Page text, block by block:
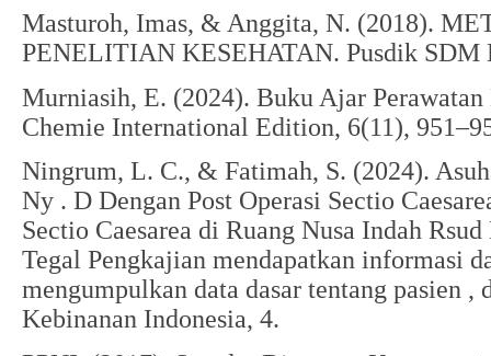
Masturoh, Imas, & Anggita, N. (2018).
PENELITIAN KESEHATAN. Pusdik SDM
Murniasih, E. (2024). Buku Ajar
Chemie International Edition, 6(11),
Ningrum, L. C., & Fatimah, S. (2024).
Ny . D Dengan Post Operasi Sectio
Sectio Caesarea di Ruang Nusa Indah
Tegal Pengkajian mendapatkan informasi
mengumpulkan data dasar tentang pasien ,
Kebinanan Indonesia, 4.